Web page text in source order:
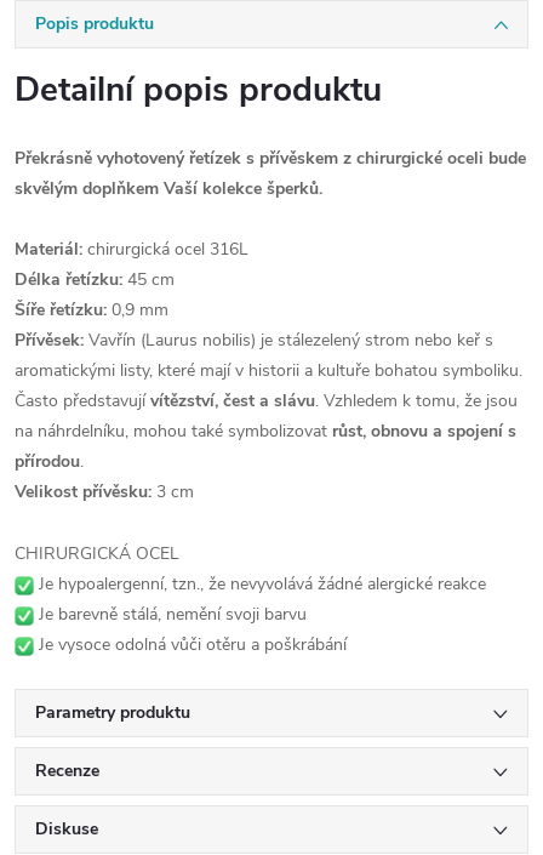
Popis produktu
Detailní popis produktu
Překrásně vyhotovený řetízek s přívěskem z chirurgické oceli bude
skvělým doplňkem Vaší kolekce šperků.
Materiál: chirurgická ocel 316L
Délka řetízku: 45 cm
Šíře řetízku: 0,9 mm
Přívěsek: Vavřín (Laurus nobilis) je stálezelený strom nebo keř s
aromatickými listy, které mají v historii a kultuře bohatou symboliku.
Často představujívítězství, čest a slávu. Vzhledem k tomu, že jsou
na náhrdelníku, mohou také symbolizovat růst, obnovu a spojení s
přírodou.
Velikost přívěsku: 3 cm
CHIRURGICKÁ OCEL
Je hypoalergenní, tzn., že nevyvolává žádné alergické reakce
Je barevně stálá, nemění svoji barvu
Je vysoce odolná vůči otěru a poškrábání
Parametry produktu
Recenze
Diskuse